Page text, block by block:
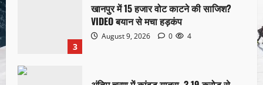
3
खानपुर में 15 हजार वोट काटने की साजिश?
VIDEO बयान से मचा हड़कंप
August 9, 2026 0 4